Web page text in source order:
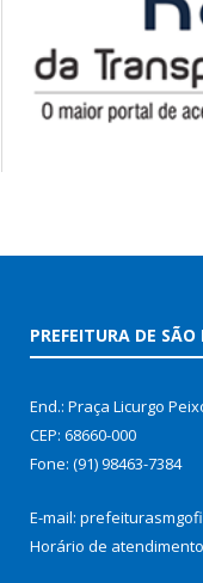
PREFEITURA DE
End.: Praça Licurgo
CEP: 68660-000
Fone: (91) 98463-7384
E-mail:
Horário de